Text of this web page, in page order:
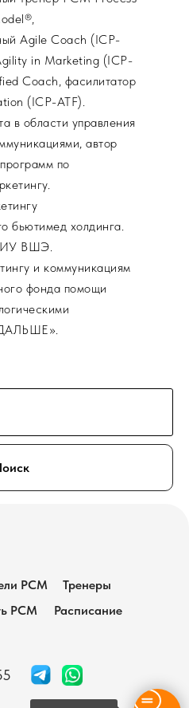
Agile Coach (ICP-
in Marketing (ICP-
Coach, фасилитатор
(ICP-ATF).
в области управления
автор
по
бьютимед холдинга.
ВШЭ.
и коммуникациям
фонда помощи
Тренеры
РСМ
PCM Расписание